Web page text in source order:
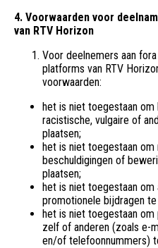
4. Voorwaarden voor
van RTV Horizon
Voor deelnemers aan
platforms van RTV
voorwaarden:
het is niet toegestaan
racistische, vulgaire of
plaatsen;
het is niet toegestaan
beschuldigingen of
plaatsen;
het is niet toegestaan
promotionele bijdragen te
het is niet toegestaan
zelf of anderen (zoals e-
en/of telefoonnummers)